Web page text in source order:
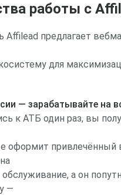
работы с
Affilead предлагает
для
— зарабатывайте на
к АТБ один раз, вы
оформит привлечённый
а он
—